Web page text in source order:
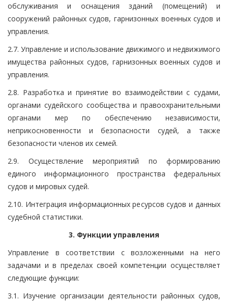
обслуживания и оснащения зданий (помещений) и
сооружений районных судов, гарнизонных военных судов и
управления.
2.7. Управление и использование движимого и недвижимого
имущества районных судов, гарнизонных военных судов и
управления.
2.8. Разработка и принятие во взаимодействии с судами,
органами судейского сообщества и правоохранительными
органами мер по обеспечению независимости,
неприкосновенности и безопасности судей, а также
безопасности членов их семей.
2.9. Осуществление мероприятий по формированию
единого информационного пространства федеральных
судов и мировых судей.
2.10. Интеграция информационных ресурсов судов и данных
судебной статистики.
3. Функции управления
Управление в соответствии с возложенными на него
задачами и в пределах своей компетенции осуществляет
следующие функции:
3.1. Изучение организации деятельности районных судов,